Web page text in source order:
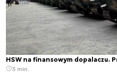
HSW na finansowym dopalaczu.
3 min.